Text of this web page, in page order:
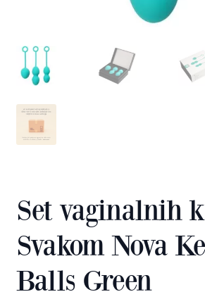
Set vaginalnih
Svakom Nova
Balls Green